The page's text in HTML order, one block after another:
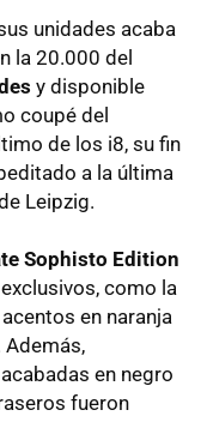
unidades acaba
la 20.000 del
y disponible
coupé del
de los i8, su fin
a la última
Leipzig.
Sophisto Edition
como la
en naranja
Además,
en negro
fueron